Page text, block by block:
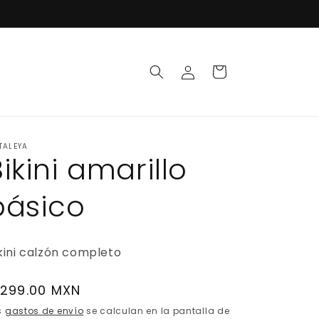
Iniciar
sesión
Carrito
amarillo
calzón completo
MXN
gastos de envío se calculan en la pantalla de